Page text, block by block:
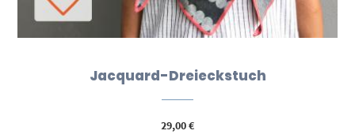
Jacquard-Dreieckstuch
29,00€